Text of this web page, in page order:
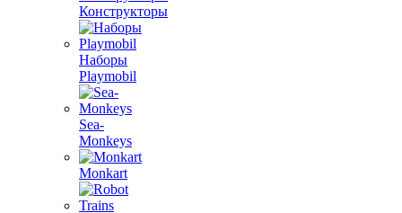
Конструкторы
Наборы
Playmobil
Sea-
Monkeys
Monkart